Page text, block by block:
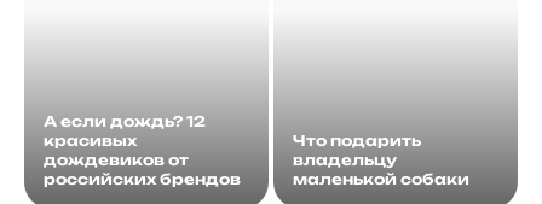
А если дождь? 12
красивых
дождевиков от
российских брендов
Что подарить
владельцу
маленькой собаки